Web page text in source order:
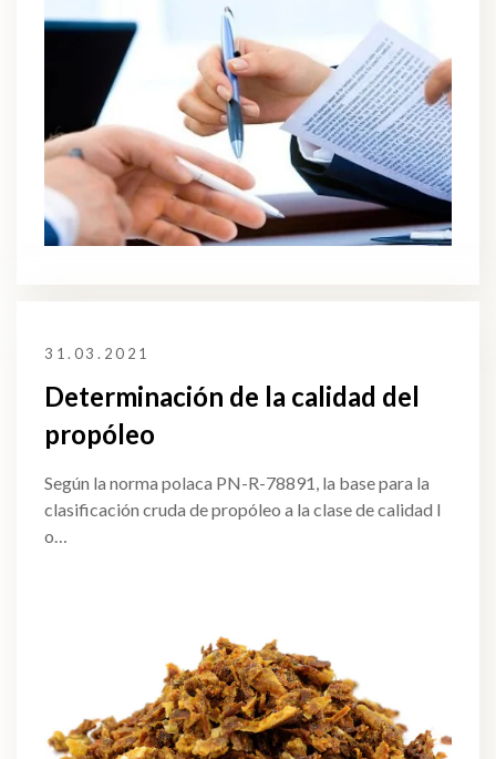
31.03.2021
Determinación de la calidad del
propóleo
Según la norma polaca PN-R-78891, la base para la
clasificación cruda de propóleo a la clase de calidad I
o…